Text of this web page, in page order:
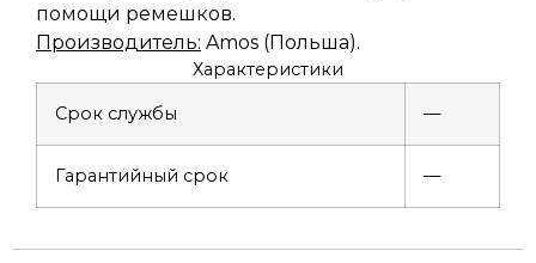
помощи ремешков.
Производитель: Amos (Польша).
Характеристики
Срок службы —
Гарантийный срок —